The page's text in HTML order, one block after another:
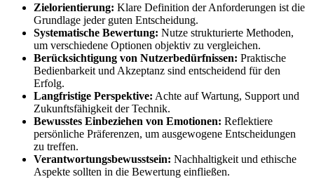
Zielorientierung: Klare Definition der Anforderungen ist die
Grundlage jeder guten Entscheidung.
Systematische Bewertung: Nutze strukturierte Methoden,
um verschiedene Optionen objektiv zu vergleichen.
Berücksichtigung von Nutzerbedürfnissen: Praktische
Bedienbarkeit und Akzeptanz sind entscheidend für den
Erfolg.
Langfristige Perspektive: Achte auf Wartung, Support und
Zukunftsfähigkeit der Technik.
Bewusstes Einbeziehen von Emotionen: Reflektiere
persönliche Präferenzen, um ausgewogene Entscheidungen
zu treffen.
Verantwortungsbewusstsein: Nachhaltigkeit und ethische
Aspekte sollten in die Bewertung einfließen.